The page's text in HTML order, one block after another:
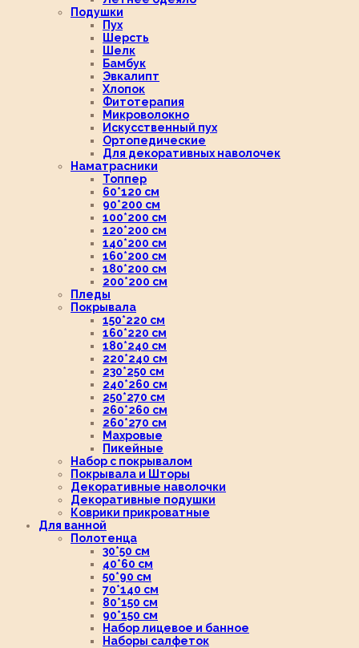
Подушки
Пух
Шерсть
Шелк
Бамбук
Эвкалипт
Хлопок
Фитотерапия
Микроволокно
Искусственный пух
Ортопедические
Для декоративных наволочек
Наматрасники
Топпер
60*120 см
90*200 см
100*200 см
120*200 см
140*200 см
160*200 см
180*200 см
200*200 см
Пледы
Покрывала
150*220 см
160*220 см
180*240 см
220*240 см
230*250 см
240*260 см
250*270 см
260*260 см
260*270 см
Махровые
Пикейные
Набор с покрывалом
Покрывала и Шторы
Декоративные наволочки
Декоративные подушки
Коврики прикроватные
Для ванной
Полотенца
30*50 см
40*60 см
50*90 см
70*140 см
80*150 см
90*150 см
Набор лицевое и банное
Наборы салфеток